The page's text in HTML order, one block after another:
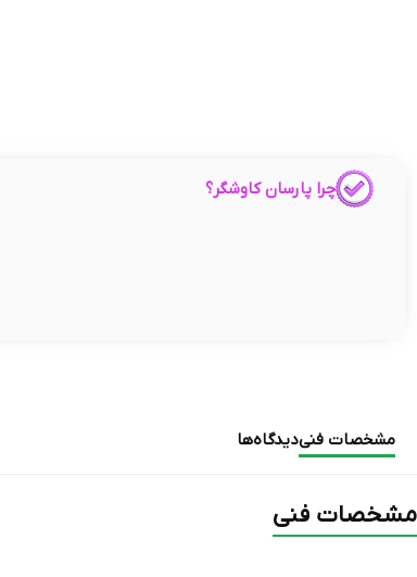
چرا پارسان کاوشگر؟
مشخصات فنیدیدگاه‌ها
مشخصات فنی